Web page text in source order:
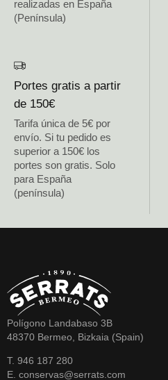
realizadas en España
(Península)
Portes gratis a partir
de 150€
Tarifa única de 5€ por
envío. Si tu pedido es
superior a 150€ los
portes son gratis. Solo
para España
(península)
Polígono Landabaso 3B
48370 Bermeo, Bizkaia (Spain)
T. 946 187 280
E. conservas@serrats.com